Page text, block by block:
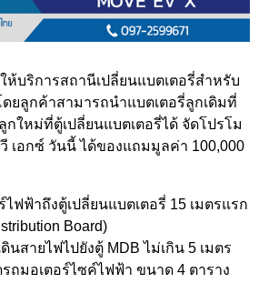
ห้บริการสถานีเปลี่ยนแบตเตอรี่สำหรับ
ยลูกค้าสามารถนำแบตเตอรี่ลูกเดิมที่
กใหม่ที่ตู้เปลี่ยนแบตเตอรี่ได้ จัดโปรโม
เอกซ์ วันนี้ ได้ของแถมมูลค่า 100,000
ไฟฟ้าถึงตู้เปลี่ยนแบตเตอรี่ 15 เมตรแรก
Board)
นสายไฟไปยังตู้ MDB ไม่เกิน 5 เมตร
ถมอเตอร์ไซค์ไฟฟ้า ขนาด 4 ตาราง